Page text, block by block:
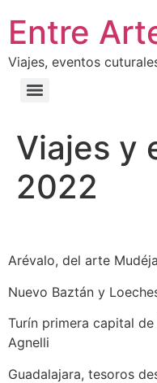
Entre
Viajes, eventos
Viajes y
2022
Arévalo, del arte
Nuevo Baztán y
Turín primera capital
Agnelli
Guadalajara, tesoros